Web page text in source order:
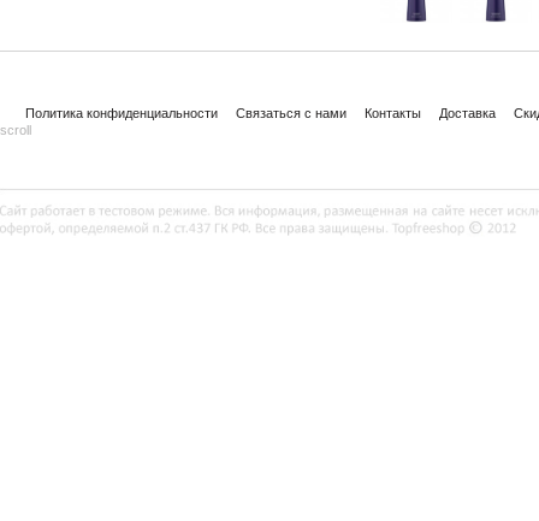
Политика конфиденциальности Связаться с нами Контакты Доставка
scroll